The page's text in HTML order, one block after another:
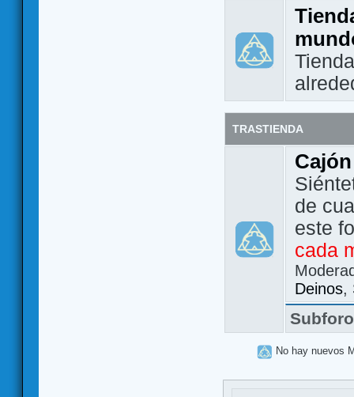
TRASTIENDA
de
este
cada
Deinos,
No hay nuevos